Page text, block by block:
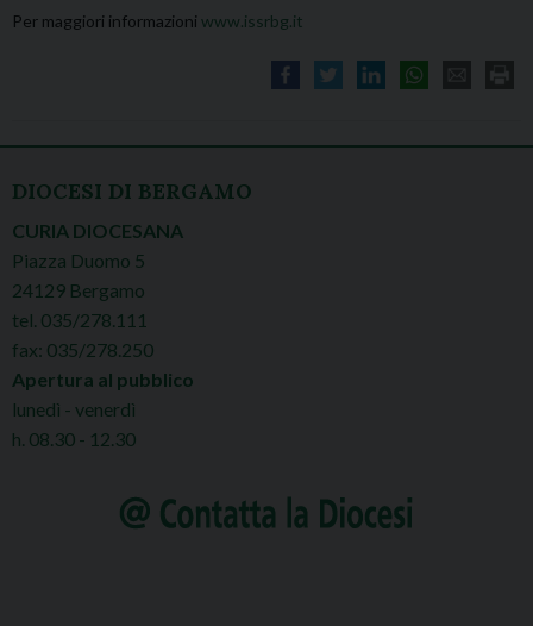
Per maggiori informazioni www.issrbg.it
DIOCESI DI BERGAMO
CURIA DIOCESANA
Piazza Duomo 5
24129 Bergamo
tel. 035/278.111
fax: 035/278.250
Apertura al pubblico
lunedì - venerdì
h. 08.30 - 12.30